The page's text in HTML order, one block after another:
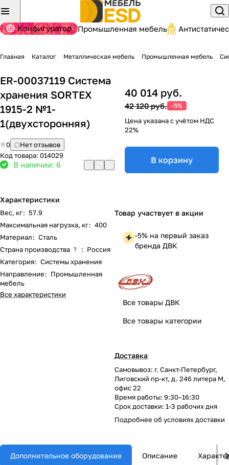
Конфигуратор Промышленная мебель
Главная Каталог Металлическая мебель Промышленная мебель
ER-00037119 Система
хранения SORTEX
1915-2 №1-
1(двухсторонняя)
0
Нет отзывов
Код товара: 014029
В наличии: 6
Характеристики
Вес, кг: 57.9
Максимальная нагрузка, кг: 400
Материал: Сталь
Страна производства ? : Россия
Категория: Системы хранения
Направление: Промышленная
мебель
Все характеристики
40 014 руб.
42 120 руб. -5%
Цена указана с учётом НДС
22%
В корзину
Товар участвует в акции
-5% на первый заказ
бренда ДВК
Все товары ДВК
Все товары категории
Доставка
Самовывоз: г. Санкт-Петербург,
Лиговский пр-кт, д. 246 литера М,
офис 22
Время работы: 9:30–16:30
Срок доставки: 1-3 рабочих дня
Подробнее обусловиях доставки
Дополнительное оборудование Описание